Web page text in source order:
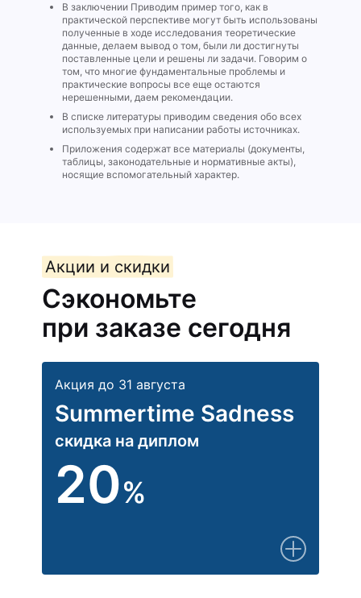
В заключении Приводим пример того, как в
практической перспективе могут быть использованы
полученные в ходе исследования теоретические
данные, делаем вывод о том, были ли достигнуты
поставленные цели и решены ли задачи. Говорим о
том, что многие фундаментальные проблемы и
практические вопросы все еще остаются
нерешенными, даем рекомендации.
В списке литературы приводим сведения обо всех
используемых при написании работы источниках.
Приложения содержат все материалы (документы,
таблицы, законодательные и нормативные акты),
носящие вспомогательный характер.
Акции и скидки
Сэкономьте
при заказе сегодня
Акция до 31 августа
Summertime Sadness
скидка на диплом
20%